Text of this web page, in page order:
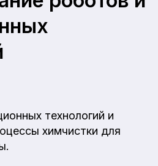
технологий и
химчистки для